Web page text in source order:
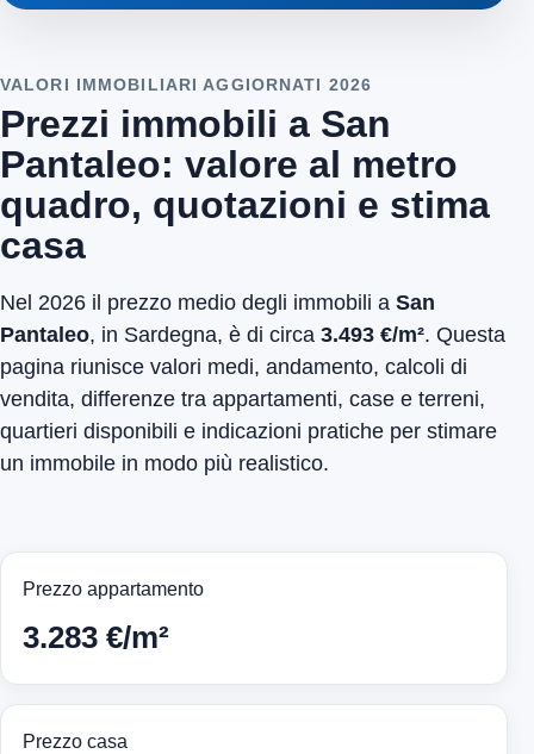
VALORI IMMOBILIARI AGGIORNATI 2026
Prezzi immobili a San
Pantaleo: valore al metro
quadro, quotazioni e stima
casa
Nel 2026 il prezzo medio degli immobili a San
Pantaleo, in Sardegna, è di circa 3.493 €/m². Questa
pagina riunisce valori medi, andamento, calcoli di
vendita, differenze tra appartamenti, case e terreni,
quartieri disponibili e indicazioni pratiche per stimare
un immobile in modo più realistico.
Prezzo appartamento
3.283 €/m²
Prezzo casa